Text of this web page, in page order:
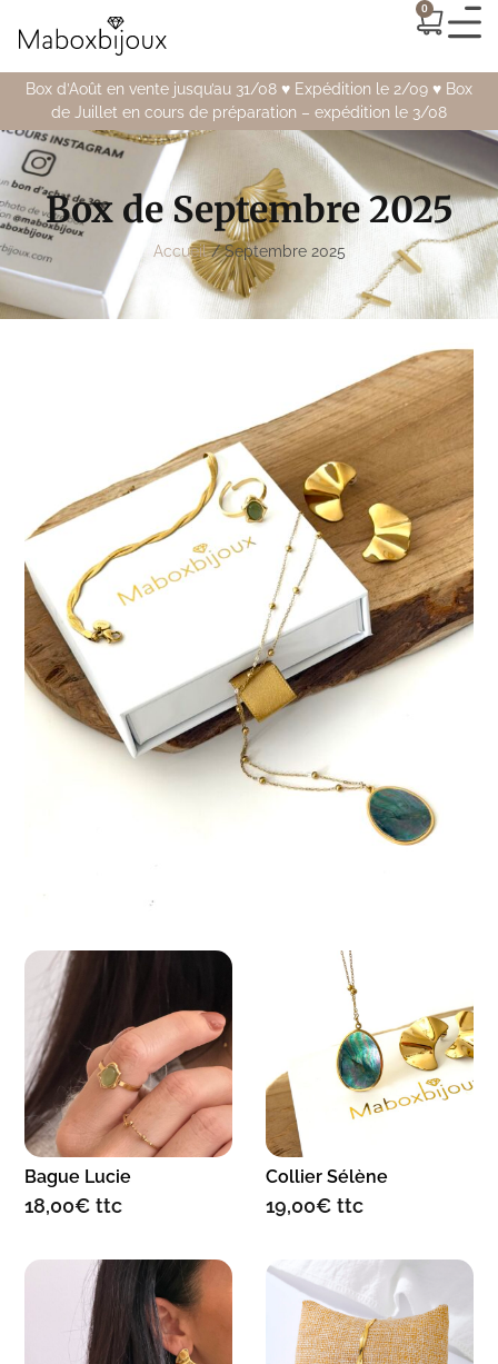
0
Box d’Août en vente jusqu’au 31/08 ♥️ Expédition le 2/09 ♥️ Box
de Juillet en cours de préparation – expédition le 3/08
Box de Septembre 2025
Accueil/ Septembre 2025
Bague Lucie
18,00€ ttc
Collier Sélène
19,00€ ttc